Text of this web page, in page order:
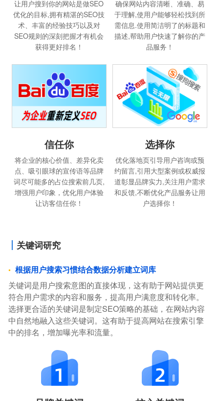
让用户搜到你的网站是做SEO
优化的目标,拥有精湛的SEO技
术、丰富的经验技巧以及对
SEO规则的深刻把握才有机会
获得更好排名！
确保网站内容清晰、准确、易
于理解,使用户能够轻松找到所
需信息.使用简洁明了的标题和
描述,帮助用户快速了解你的产
品服务！
信任你
将企业的核心价值、差异化卖
点、吸引眼球的宣传语等品牌
词尽可能多的占位搜索前几页,
增强用户印象，优化用户体验
让访客信任你！
选择你
优化落地页引导用户咨询或预
约留言,引用大型案例或权威报
道彰显品牌实力,关注用户需求
和反馈,不断优化产品服务让用
户选择你！
关键词研究
根据用户搜索习惯结合数据分析建立词库
关键词是用户搜索意图的直接体现，这有助于网站提供更
符合用户需求的内容和服务，提高用户满意度和转化率。
选择更合适的关键词是制定SEO策略的基础，在网站内容
中自然地融入这些关键词。这有助于提高网站在搜索引擎
中的排名，增加曝光率和流量。